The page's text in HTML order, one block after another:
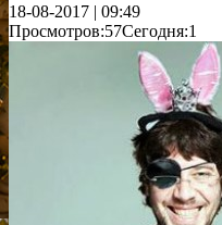
18-08-2017 | 09:49
Просмотров:57Сегодня:1